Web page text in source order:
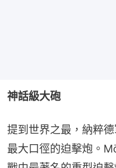
神話級大砲
提到世界之最，納粹
最大口徑的迫擊炮。